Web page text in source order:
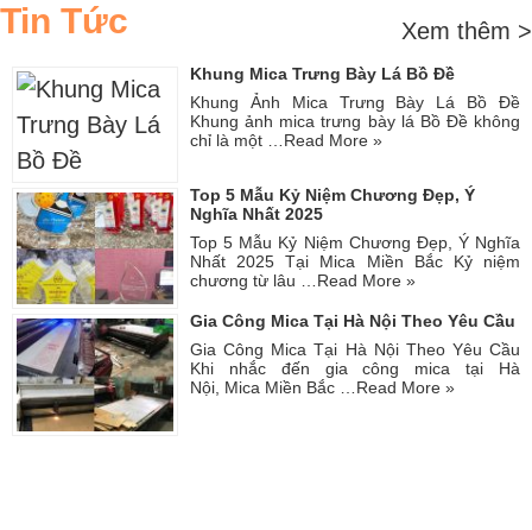
Tin Tức Xem thêm >
Khung Mica Trưng Bày Lá Bồ Đề
Khung Ảnh Mica Trưng Bày Lá Bồ Đề
Khung ảnh mica trưng bày lá Bồ Đề không
chỉ là một … Read More »
Top 5 Mẫu Kỷ Niệm Chương Đẹp, Ý
Nghĩa Nhất 2025
Top 5 Mẫu Kỷ Niệm Chương Đẹp, Ý Nghĩa
Nhất 2025 Tại Mica Miền Bắc Kỷ niệm
chương từ lâu … Read More »
Gia Công Mica Tại Hà Nội Theo Yêu Cầu
Gia Công Mica Tại Hà Nội Theo Yêu Cầu
Khi nhắc đến gia công mica tại Hà
Nội, Mica Miền Bắc …Read More »